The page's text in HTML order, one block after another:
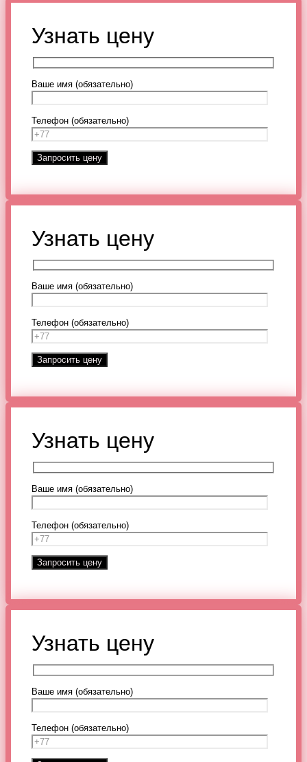
Узнать цену
Ваше имя (обязательно)
Телефон (обязательно)
Узнать цену
Ваше имя (обязательно)
Телефон (обязательно)
Узнать цену
Ваше имя (обязательно)
Телефон (обязательно)
Узнать цену
Ваше имя (обязательно)
Телефон (обязательно)